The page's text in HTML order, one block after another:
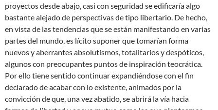
proyectos desde abajo, casi con seguridad se edificaría algo
bastante alejado de perspectivas de tipo libertario. De hecho,
en vista de las tendencias que se están manifestando en varias
partes del mundo, es lícito suponer que tomarían forma
nuevos y aberrantes absolutismos, totalitarios y despóticos,
algunos con preocupantes puntos de inspiración teocrática.
Por ello tiene sentido continuar expandiéndose con el fin
declarado de acabar con lo existente, animados por la
convicción de que, una vez abatido, se abrirá la vía hacia